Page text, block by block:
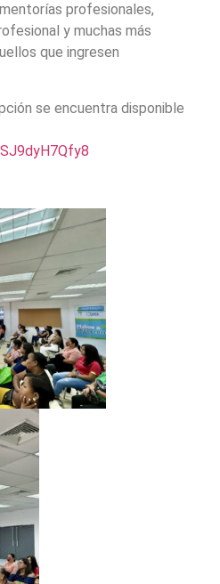
profesionales,
y muchas más
que ingresen
se encuentra disponible